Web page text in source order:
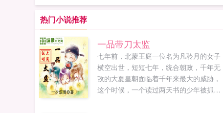
热门小说推荐
一品带刀太监
七年前，北蒙王庭一位名为凡聆月的女子
横空出世，短短七年，统合朝政，千年无
敌的大夏皇朝面临着千年来最大的威胁，
这个时候，一个读过两天书的少年被抓进